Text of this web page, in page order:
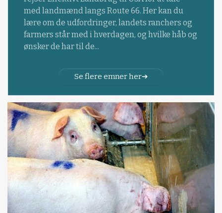
med landmænd langs Route 66. Her kan du
lære om de udfordringer, landets ranchers og
farmers står med i hverdagen, og hvilke håb og
ønsker de har til de...
Se flere emner her